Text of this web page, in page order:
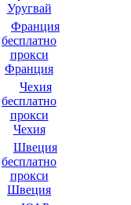
Уругвай
Франция
Чехия
Швеция